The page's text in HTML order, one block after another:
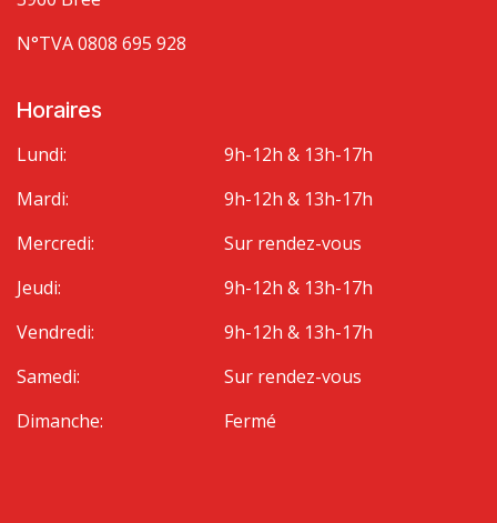
N°TVA 0808 695 928
Horaires
Lundi:
Mardi:
Mercredi:
Jeudi:
Vendredi:
Samedi:
Dimanche:
9h-12h & 13h-17h
9h-12h & 13h-17h
Sur rendez-vous
9h-12h & 13h-17h
9h-12h & 13h-17h
Sur rendez-vous
Fermé